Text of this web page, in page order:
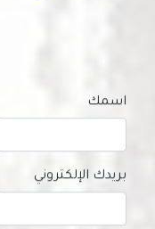
اسمك
بريدك الإلكتروني